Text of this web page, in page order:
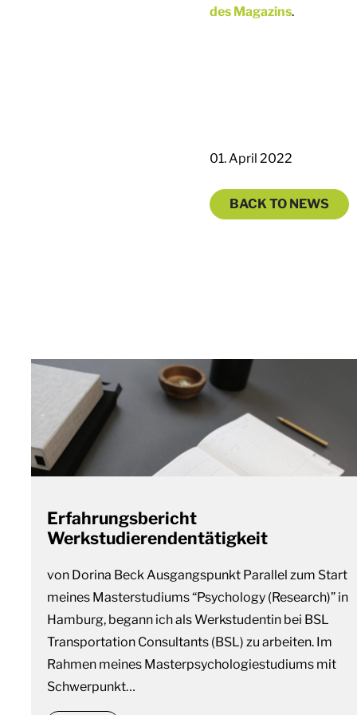
des Magazins.
01. April 2022
BACK TO NEWS
Erfahrungsbericht
Werkstudierendentätigkeit
von Dorina Beck Ausgangspunkt Parallel zum Start
meines Masterstudiums “Psychology (Research)” in
Hamburg, begann ich als Werkstudentin bei BSL
Transportation Consultants (BSL) zu arbeiten. Im
Rahmen meines Masterpsychologiestudiums mit
Schwerpunkt…